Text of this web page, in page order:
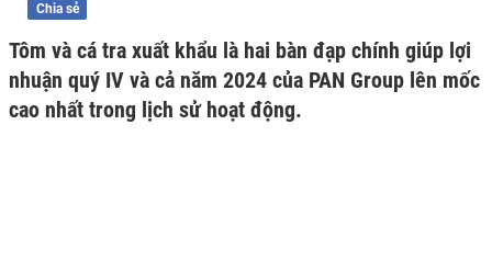
Chia sẻ
Tôm và cá tra xuất khẩu là hai bàn đạp chính giúp lợi
nhuận quý IV và cả năm 2024 của PAN Group lên mốc
cao nhất trong lịch sử hoạt động.